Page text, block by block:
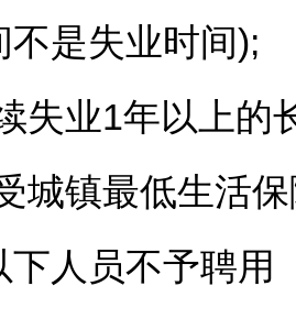
不是失业时间);
业1年以上的
镇最低生活保
人员不予聘用